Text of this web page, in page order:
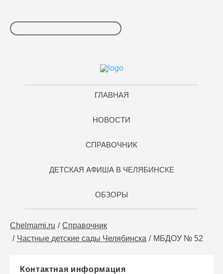
ГЛАВНАЯ
НОВОСТИ
СПРАВОЧНИК
ДЕТСКАЯ АФИША В ЧЕЛЯБИНСКЕ
ОБЗОРЫ
Chelmami.ru
Справочник
Частные детские сады Челябинска
МБДОУ № 52
Контактная информация